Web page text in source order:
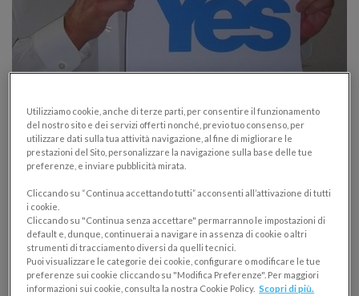
Come convincere un cliente? Le tecniche
di persuasione secondo la scienza
NEGOZIAZIONE E TECNICHE DI VENDITA
Studi scientifici hanno identificato 6 principi chiave
che guidano la persuasione. Danea ti svela come
convincere un cliente in modo scientifico!
Utilizziamo cookie, anche di terze parti, per consentire il funzionamento
del nostro sito e dei servizi offerti nonché, previo tuo consenso, per
utilizzare dati sulla tua attività navigazione, al fine di migliorare le
prestazioni del Sito, personalizzare la navigazione sulla base delle tue
preferenze, e inviare pubblicità mirata.
Cliccando su “Continua accettando tutti” acconsenti all’attivazione di tutti
i cookie.
Cliccando su "Continua senza accettare" permarranno le impostazioni di
default e, dunque, continuerai a navigare in assenza di cookie o altri
strumenti di tracciamento diversi da quelli tecnici.
Puoi visualizzare le categorie dei cookie, configurare o modificare le tue
preferenze sui cookie cliccando su "Modifica Preferenze". Per maggiori
informazioni sui cookie, consulta la nostra Cookie Policy. Scopri di più.